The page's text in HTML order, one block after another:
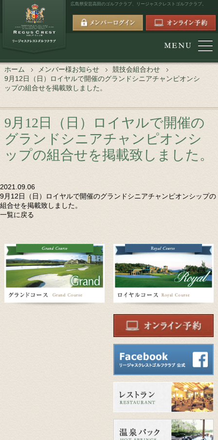
広島県安芸高田のゴルフクラブ、 リージャスクレストゴルフクラブ。
ホーム メンバー様お知らせ
競技会組合わせ
9月12日（日）ロイヤルで開催のグランドシニアチャンピオンシ
ップの組合せを掲載致しました。
9月12日（日）ロイヤルで開催の
グランドシニアチャンピオンシ
ップの組合せを掲載致しました。
2021.09.06
9月12日（日）ロイヤルで開催のグランドシニアチャンピオンシップの
組合せを掲載致しました。
一覧に戻る